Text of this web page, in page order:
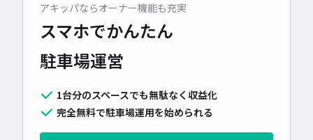
アキッパならオーナー機能も充実
スマホでかんたん
駐車場運営
1台分のスペースでも無駄なく収益化
完全無料で駐車場運用を始められる